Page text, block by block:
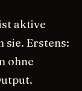
aktive
sie. Erstens:
ohne